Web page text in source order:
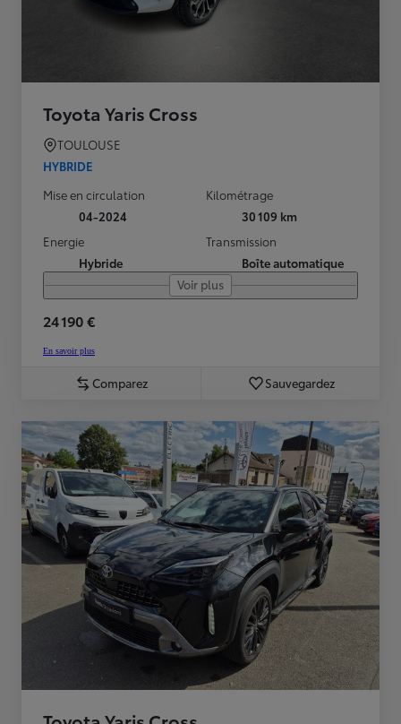
Toyota Yaris Cross
TOULOUSE
HYBRIDE
Mise en circulation
04-2024
Kilométrage
30 109 km
Energie
Hybride
Transmission
Boîte automatique
Voir plus
24 190 €
En savoir plus
Comparez Sauvegardez